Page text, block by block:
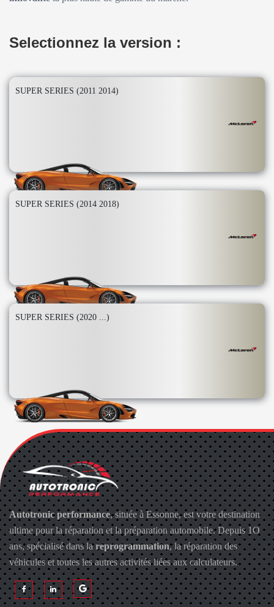
Selectionnez la version :
SUPER SERIES (2011 2014)
SUPER SERIES (2014 2018)
SUPER SERIES (2020 ...)
Autotronic performance, située à Essonne, est votre destination
ultime pour la réparation et la préparation automobile. Depuis 1O
ans, spécialisé dans lareprogrammation, la réparation des
véhicules et toutes les autres activités liées aux calculateurs.